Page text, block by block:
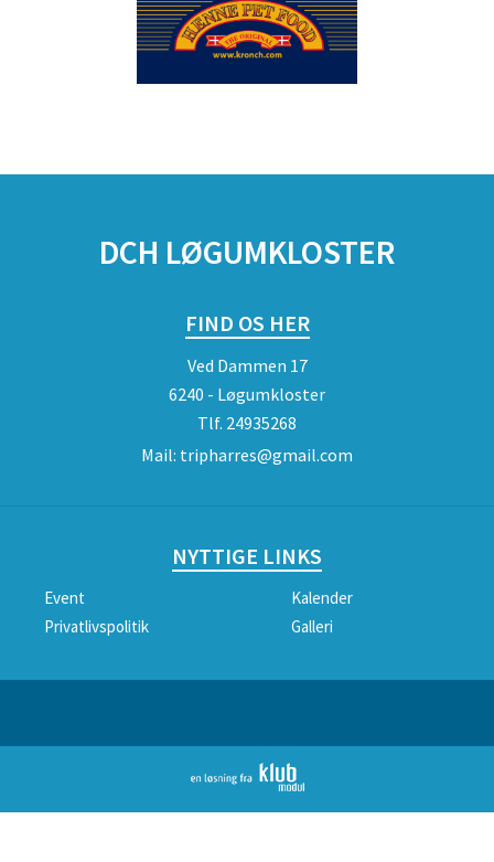
DCH LØGUMKLOSTER
FIND OS HER
Ved Dammen 17
6240 - Løgumkloster
Tlf. 24935268
Mail: tripharres@gmail.com
NYTTIGE LINKS
Event
Kalender
Privatlivspolitik
Galleri